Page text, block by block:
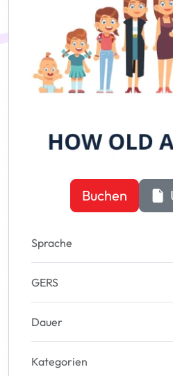
Buchen
Sprache
GERS
Dauer
Kategorien